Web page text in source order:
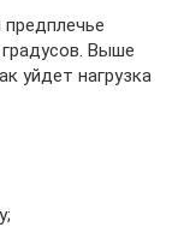
Выше
уйдет нагрузка